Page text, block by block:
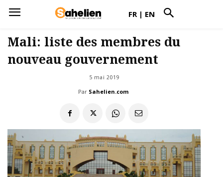
FR | EN
Mali: liste des membres du
nouveau gouvernement
5 mai 2019
Par Sahelien.com